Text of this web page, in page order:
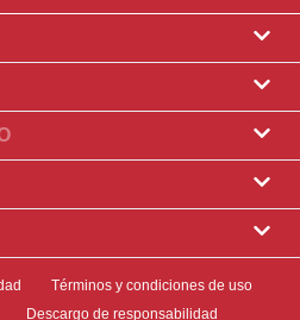
elegir para vivir en un
Términos y condiciones de uso
Descargo de responsabilidad